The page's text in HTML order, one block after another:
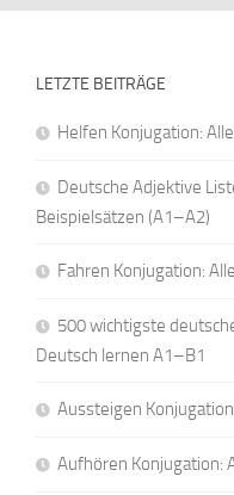
LETZTE BEITRÄGE
Helfen Konjugation:
Deutsche Adjektive
Beispielsätzen (A1–A2)
Fahren Konjugation:
500 wichtigste
Deutsch lernen A1–B1
Aussteigen
Aufhören Konjugation: